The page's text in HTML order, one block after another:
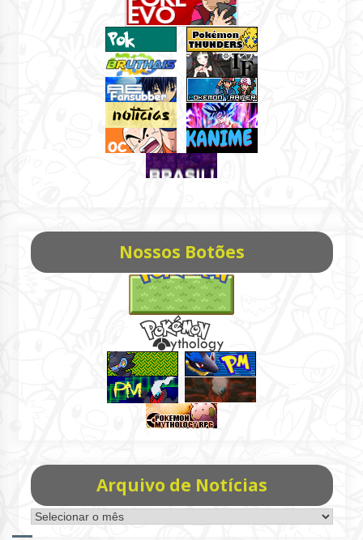
Nossos Botões
Arquivo de Notícias
Arquivo
de